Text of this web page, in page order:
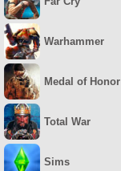
Warhammer
Medal of Honor
Total War
Sims